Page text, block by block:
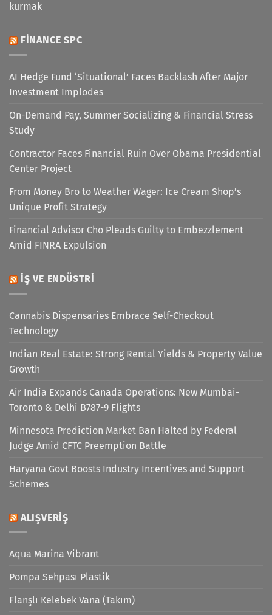
kurmak
FINANCE SPC
AI Hedge Fund ‘Situational’ Faces Backlash After Major
Investment Implodes
On-Demand Pay, Summer Socializing & Financial Stress
Study
Contractor Faces Financial Ruin Over Obama Presidential
Center Project
From Money Bro to Weather Wager: Ice Cream Shop’s
Unique Profit Strategy
Financial Advisor Cho Pleads Guilty to Embezzlement
Amid FINRA Expulsion
İŞ VE ENDÜSTRI
Cannabis Dispensaries Embrace Self-Checkout
Technology
Indian Real Estate: Strong Rental Yields & Property Value
Growth
Air India Expands Canada Operations: New Mumbai-
Toronto & Delhi B787-9 Flights
Minnesota Prediction Market Ban Halted by Federal
Judge Amid CFTC Preemption Battle
Haryana Govt Boosts Industry Incentives and Support
Schemes
ALIŞVERIŞ
Aqua Marina Vibrant
Pompa Sehpası Plastik
Flanşlı Kelebek Vana (Takım)